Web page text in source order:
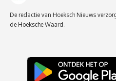
De redactie van Hoeksch Nieuws
de Hoeksche Waard.